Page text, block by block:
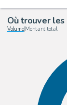
Où trouver les
Volume| Montant total